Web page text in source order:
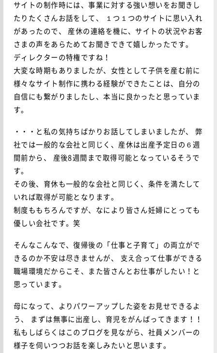
サイトの制作時には、事業に対する強い想いをお聞きし
たりたくさんお話をして、
１つ１つのサイトに思い入れ
があったので、
産休の連絡を機に、サイトの状況やお客
さまの声をあらためてお聞きできて嬉しかったです。
ディレクターの特権ですね！
大変な時期もありましたが、女性として子供を産む前に
様々なサイト制作に携わる経験ができたことは、自分の
自信にも繋がりましたし、本当に良かったと思っていま
す。
・・・と私の気持ちばかりお話してしまいましたが、
弊
社では一般的な会社と同じく、産休は出産予定日の６週
間前から、
産後8週間まで取得可能となっているそうで
す。
その後、育休も一般的な会社と同じく、条件を満たして
いれば取得が可能となります。
制度ももちろんですが、なにより皆さん妊婦にとっても
優しい会社です。笑
そんなこんなで、復帰後の「仕事と子育て」の両立がで
きるのか不安は尽きませんが、
支え合って仕事ができる
職場環境だからこそ、また皆さんとお仕事がしたい！と
思っています。
母になって、よりパワーアップした姿をお見せできるよ
う、
まずは無事に出産し、育児をがんばってきます！！
私もしばらくはこのブログを見ながら、社員メンバーの
様子を伺いつつお話を楽しみたいと思います。